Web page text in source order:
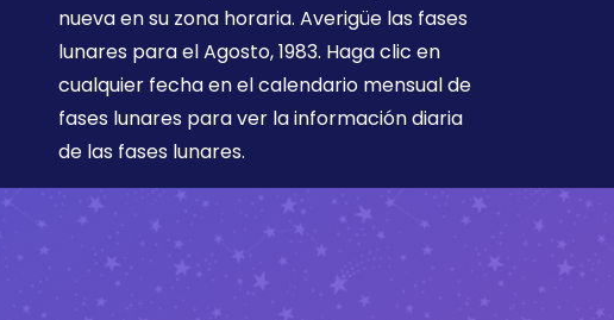
nueva en su zona horaria. Averigüe las fases
lunares para el Agosto, 1983. Haga clic en
cualquier fecha en el calendario mensual de
fases lunares para ver la información diaria
de las fases lunares.